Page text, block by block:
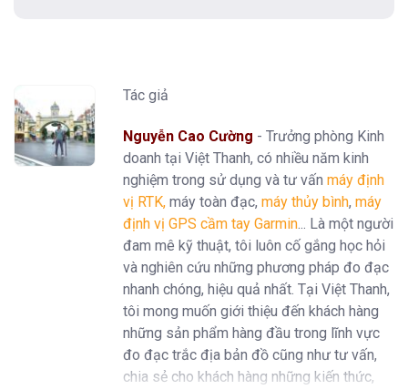
Tác giả
Nguyễn Cao Cường - Trưởng phòng Kinh
doanh tại Việt Thanh, có nhiều năm kinh
nghiệm trong sử dụng và tư vấn máy định
vị RTK, máy toàn đạc, máy thủy bình, máy
định vị GPS cầm tay Garmin ... Là một người
đam mê kỹ thuật, tôi luôn cố gắng học hỏi
và nghiên cứu những phương pháp đo đạc
nhanh chóng, hiệu quả nhất. Tại Việt Thanh,
tôi mong muốn giới thiệu đến khách hàng
những sản phẩm hàng đầu trong lĩnh vực
đo đạc trắc địa bản đồ cũng như tư vấn,
chia sẻ cho khách hàng những kiến thức,